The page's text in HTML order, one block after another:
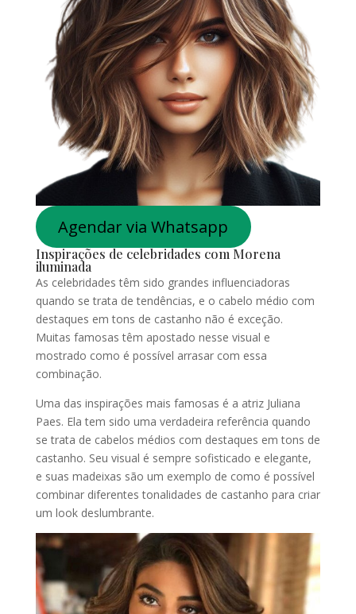
Agendar via Whatsapp
Inspirações de celebridades com Morena
iluminada
As celebridades têm sido grandes influenciadoras
quando se trata de tendências, e o cabelo médio com
destaques em tons de castanho não é exceção.
Muitas famosas têm apostado nesse visual e
mostrado como é possível arrasar com essa
combinação.
Uma das inspirações mais famosas é a atriz Juliana
Paes. Ela tem sido uma verdadeira referência quando
se trata de cabelos médios com destaques em tons de
castanho. Seu visual é sempre sofisticado e elegante,
e suas madeixas são um exemplo de como é possível
combinar diferentes tonalidades de castanho para criar
um look deslumbrante.